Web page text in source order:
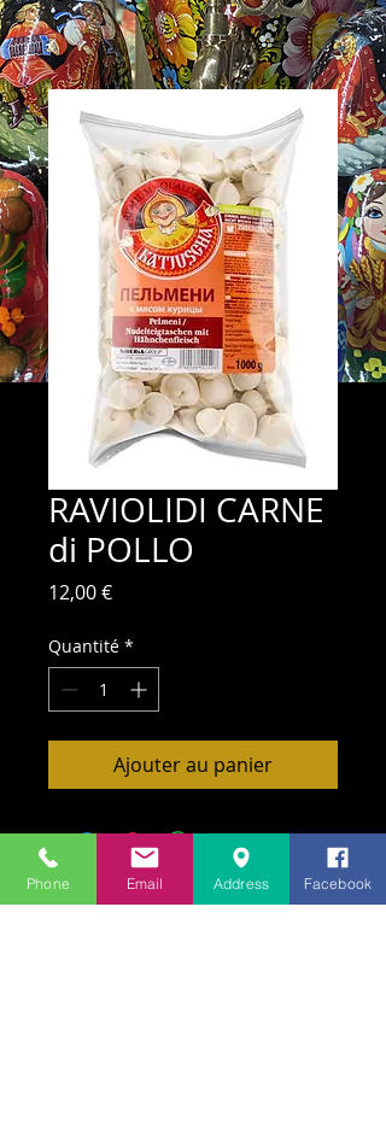
RAVIOLIDI CARNE
di POLLO
12,00 €Prix
Quantité *
Ajouter au panier
Phone Email Address Facebook